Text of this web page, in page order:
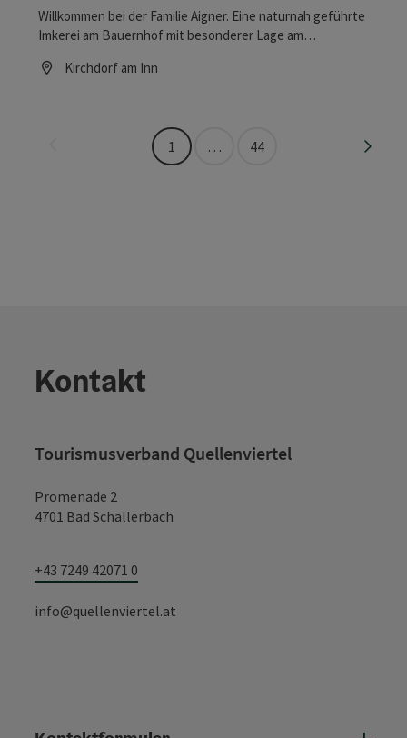
Willkommen bei der Familie Aigner. Eine naturnah geführte
Imkerei am Bauernhof mit besonderer Lage am
Bienenvölkern.
Kirchdorf am Inn
1 … 44 Seite
Kontakt
Tourismusverband Quellenviertel
Promenade 2
4701 Bad Schallerbach
+43 7249 42071 0
info@quellenviertel.at